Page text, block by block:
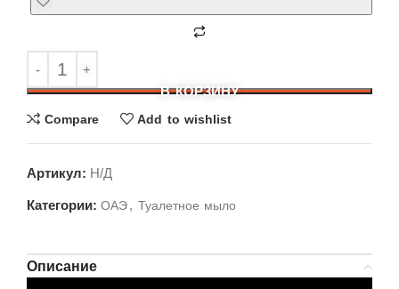
В КОРЗИНУ
Compare Add to wishlist
Артикул: Н/Д
Категории: ОАЭ, Туалетное мыло
Описание